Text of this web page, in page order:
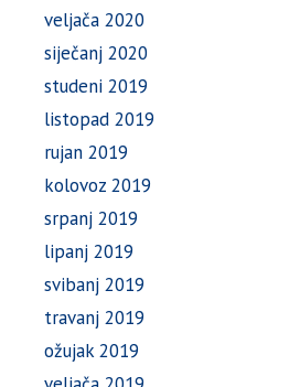
veljača 2020
siječanj 2020
studeni 2019
listopad 2019
rujan 2019
kolovoz 2019
srpanj 2019
lipanj 2019
svibanj 2019
travanj 2019
ožujak 2019